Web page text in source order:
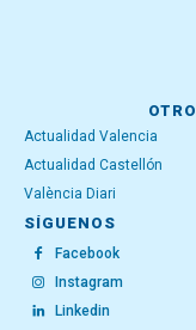
Actualidad Valencia
Actualidad Castellón
València Diari
SÍGUENOS
Facebook
Instagram
Linkedin